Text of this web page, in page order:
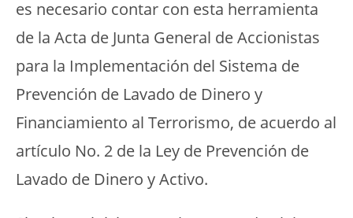
es necesario contar con esta herramienta
de la Acta de Junta General de Accionistas
para la Implementación del Sistema de
Prevención de Lavado de Dinero y
Financiamiento al Terrorismo, de acuerdo al
artículo No. 2 de la Ley de Prevención de
Lavado de Dinero y Activo.